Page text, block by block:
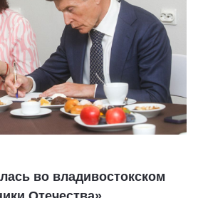
во владивостокском